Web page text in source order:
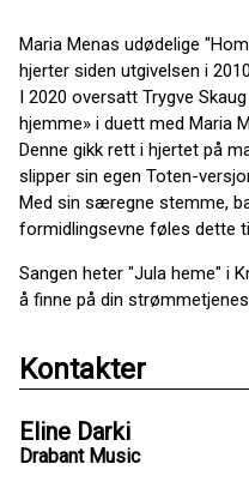
Maria Menas udødelige
hjerter siden utgivelsen i
I 2020 oversatt Trygve
hjemme» i duett med Maria
Denne gikk rett i hjertet på
slipper sin egen Toten-
Med sin særegne stemme,
formidlingsevne føles dette
Sangen heter "Jula heme" i
å finne på din
Kontakter
Eline Darki
Drabant Music